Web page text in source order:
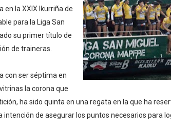
- Regular season
fin para Chelsea Green, Chad Gable y
Europa de MTB 2026 (Monteceneri,
Europa de remo 2026 (Varese, Italia) -
femenino 2026 (Tokio, Japón) -
en el último Impact! con Jason Hotch
la XXIX Ikurriña de
para la Liga San
su primer título de
de traineras.
con ser séptima en
la corona que
ha sido quinta en una regata en la que ha
de asegurar los puntos necesarios para